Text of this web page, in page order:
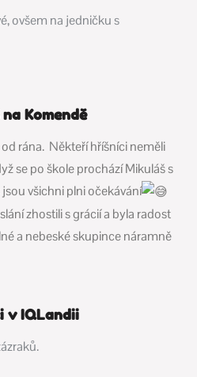
ovšem na jedničku s
Komendě
rána. Někteří hříšníci neměli
se po škole prochází Mikuláš s
všichni plni očekávání
zhostili s grácií a byla radost
a nebeské skupince náramně
v IQLandii